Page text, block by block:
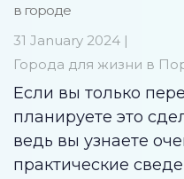
в городе
31 January 2024 |
Города для жизни в
Если вы только
планируете это
ведь вы узнаете
практические